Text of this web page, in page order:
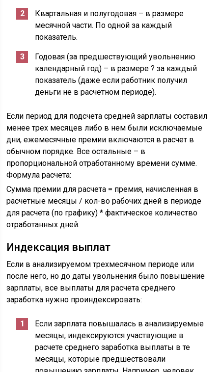
Квартальная и полугодовая – в размере
месячной части. По одной за каждый
показатель.
Годовая (за предшествующий увольнению
календарный год) – в размере ? за каждый
показатель (даже если работник получил
деньги не в расчетном периоде).
Если период для подсчета средней зарплаты составил
менее трех месяцев либо в нем были исключаемые
дни, ежемесячные премии включаются в расчет в
обычном порядке. Все остальные – в
пропорциональной отработанному времени сумме.
Формула расчета:
Сумма премии для расчета = премия, начисленная в
расчетные месяцы / кол-во рабочих дней в периоде
для расчета (по графику) * фактическое количество
отработанных дней.
Индексация выплат
Если в анализируемом трехмесячном периоде или
после него, но до даты увольнения было повышение
зарплаты, все выплаты для расчета среднего
заработка нужно проиндексировать:
Если зарплата повышалась в анализируемые
месяцы, индексируются участвующие в
расчете среднего заработка выплаты в те
месяцы, которые предшествовали